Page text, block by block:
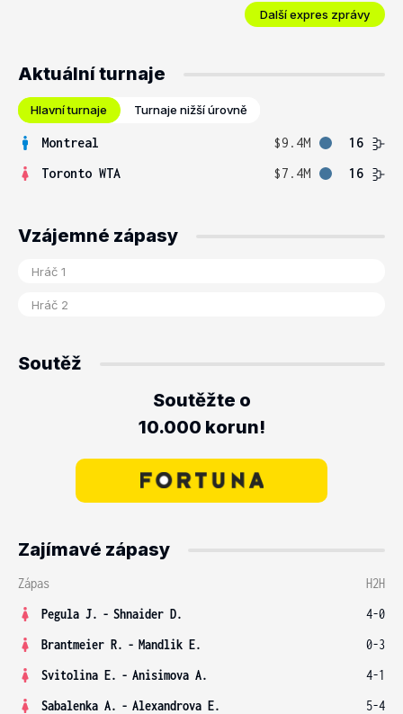
Další expres zprávy
Aktuální turnaje
Hlavní turnaje Turnaje nižší úrovně
Montreal $9.4M
16
Toronto WTA
$7.4M 16
Vzájemné zápasy
Soutěž
Soutěžte o
10.000 korun!
Zajímavé zápasy
Zápas
H2H
Pegula J. - Shnaider D.
4-0
Brantmeier R. - Mandlik E.
0-3
Svitolina E. - Anisimova A.
4-1
Sabalenka A. - Alexandrova E.
5-4